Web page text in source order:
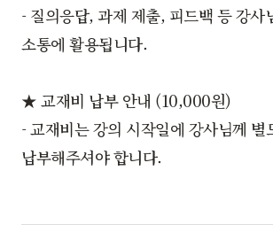
- 질의응답, 과제 제출, 피드백 등 강사
소통에 활용됩니다.
★ 교재비 납부 안내 (10,000원)
- 교재비는 강의 시작일에 강사님께 별
납부해주셔야 합니다.